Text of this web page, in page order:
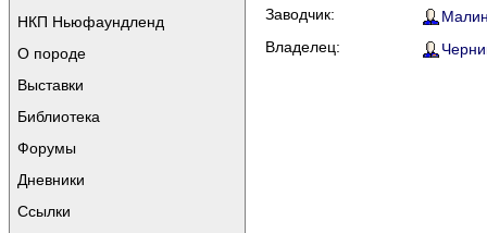
НКП Ньюфаундленд
О породе
Выставки
Библиотека
Форумы
Дневники
Ссылки
Заводчик:
Владелец: